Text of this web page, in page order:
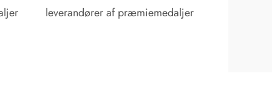
leverandører af præmiemedaljer